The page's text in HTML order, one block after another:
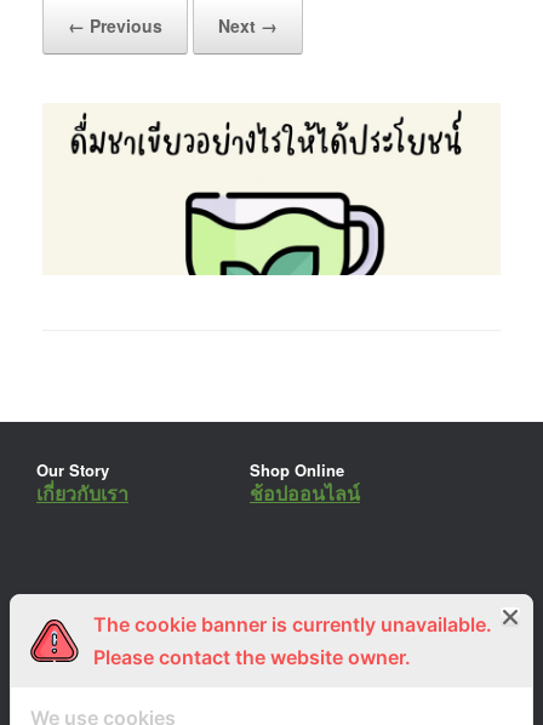
← Previous Next →
Our Story
เกี่ยวกับเรา
Shop Online
ช้อปออนไลน์
ร่วมงานกับเรา
สมัครงาน
Lemon Farm Cafe
ร้านอาหารอินทรีย์
The cookie banner is currently unavailable.
Please contact the website owner.
We use cookies